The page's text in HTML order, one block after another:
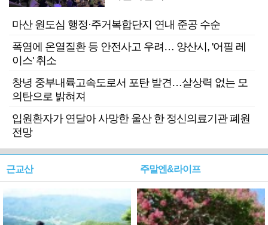
마산 원도심 행정·주거복합단지 연내 준공 수순
폭염에 온열질환 등 안전사고 우려… 양산시, '어필 레
이스' 취소
창녕 중부내륙고속도로서 포탄 발견…살상력 없는 모
의탄으로 밝혀져
입원환자가 연달아 사망한 울산 한 정신의료기관 폐원
전망
근교산 주말엔&라이프